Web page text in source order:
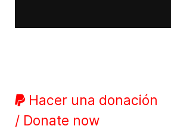
Hacer una donación
/ Donate now